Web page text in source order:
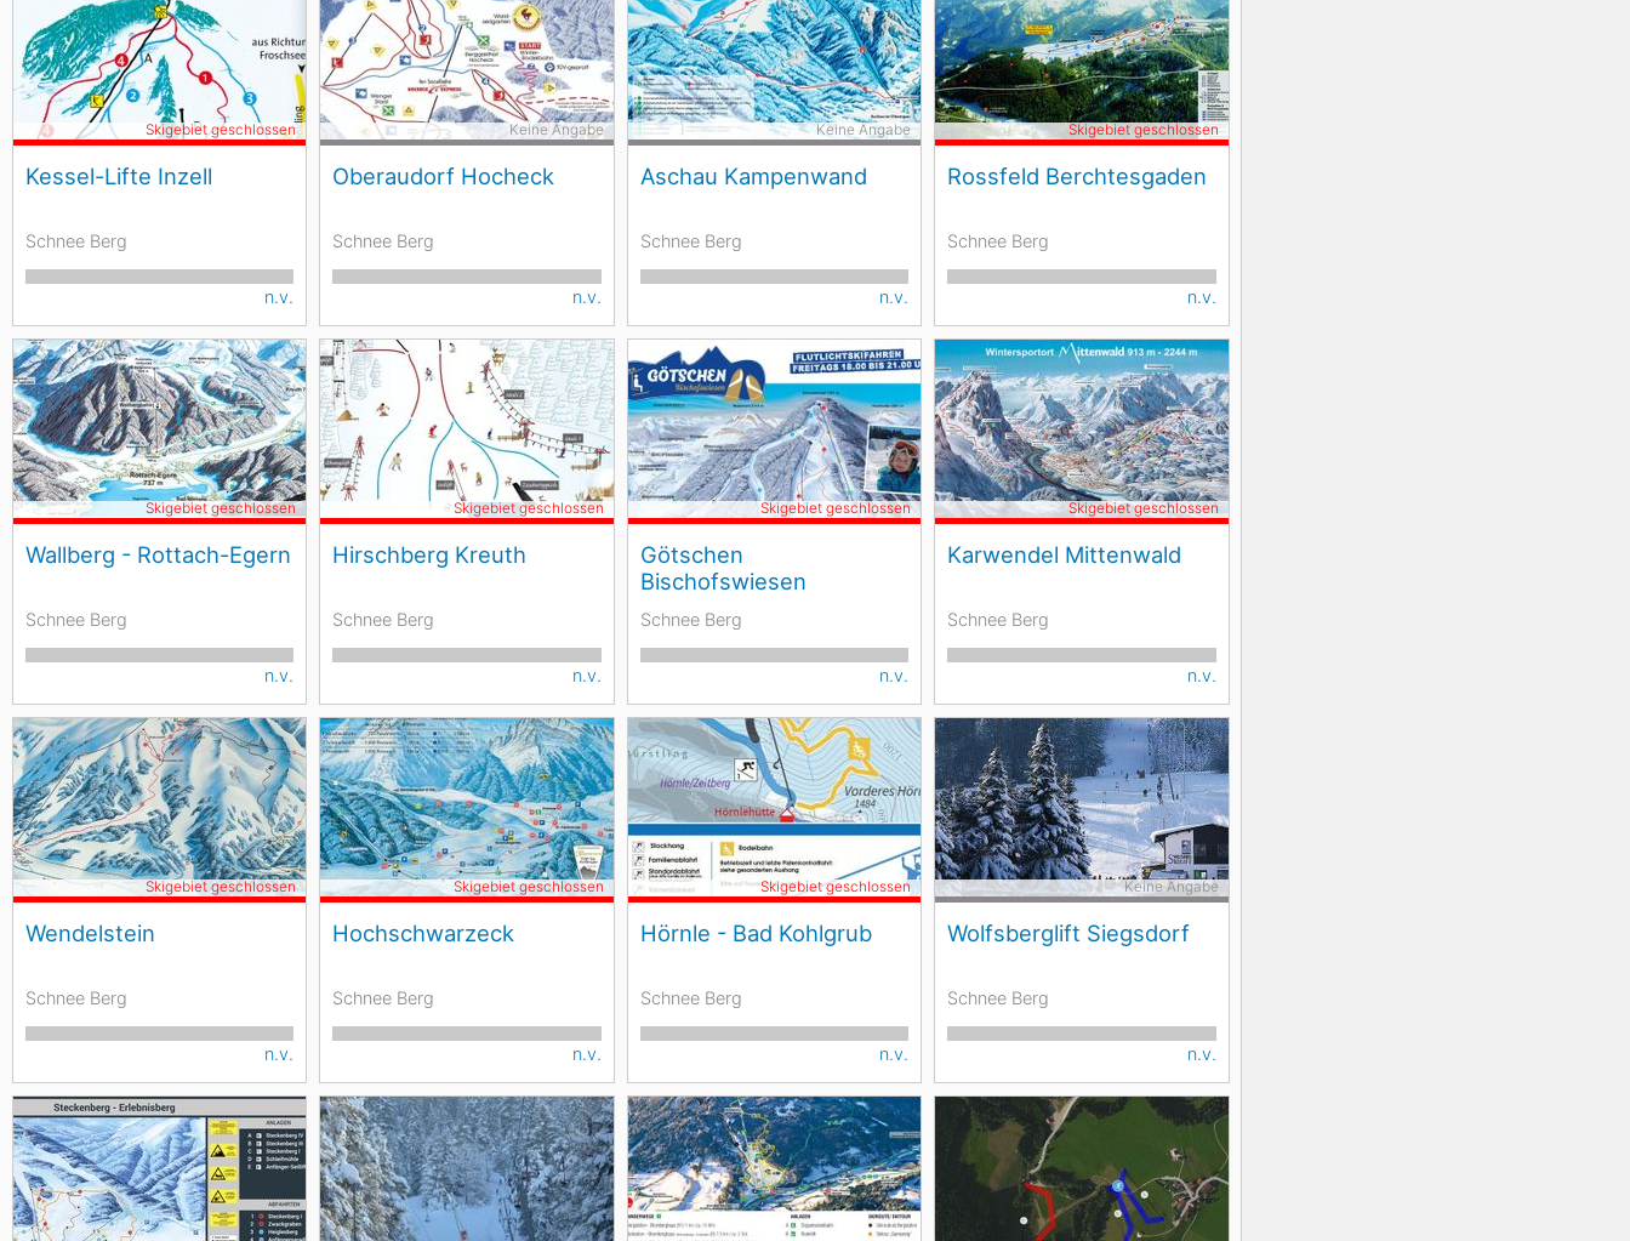
Kessel-Lifte Inzell
Skigebiet geschlossen
Schnee Berg
n.v.
Oberaudorf Hocheck
Keine Angabe
Schnee Berg
n.v.
Aschau Kampenwand
Keine Angabe
Schnee Berg
n.v.
Rossfeld Berchtesgaden
Skigebiet geschlossen
Schnee Berg
n.v.
Wallberg - Rottach-Egern
Skigebiet geschlossen
Schnee Berg
n.v.
Hirschberg Kreuth
Skigebiet geschlossen
Schnee Berg
n.v.
Götschen
Bischofswiesen
Skigebiet geschlossen
Schnee Berg
n.v.
Karwendel Mittenwald
Skigebiet geschlossen
Schnee Berg
n.v.
Wendelstein
Skigebiet geschlossen
Schnee Berg
n.v.
Hochschwarzeck
Skigebiet geschlossen
Schnee Berg
n.v.
Hörnle - Bad Kohlgrub
Skigebiet geschlossen
Schnee Berg
n.v.
Wolfsberglift Siegsdorf
Keine Angabe
Schnee Berg
n.v.